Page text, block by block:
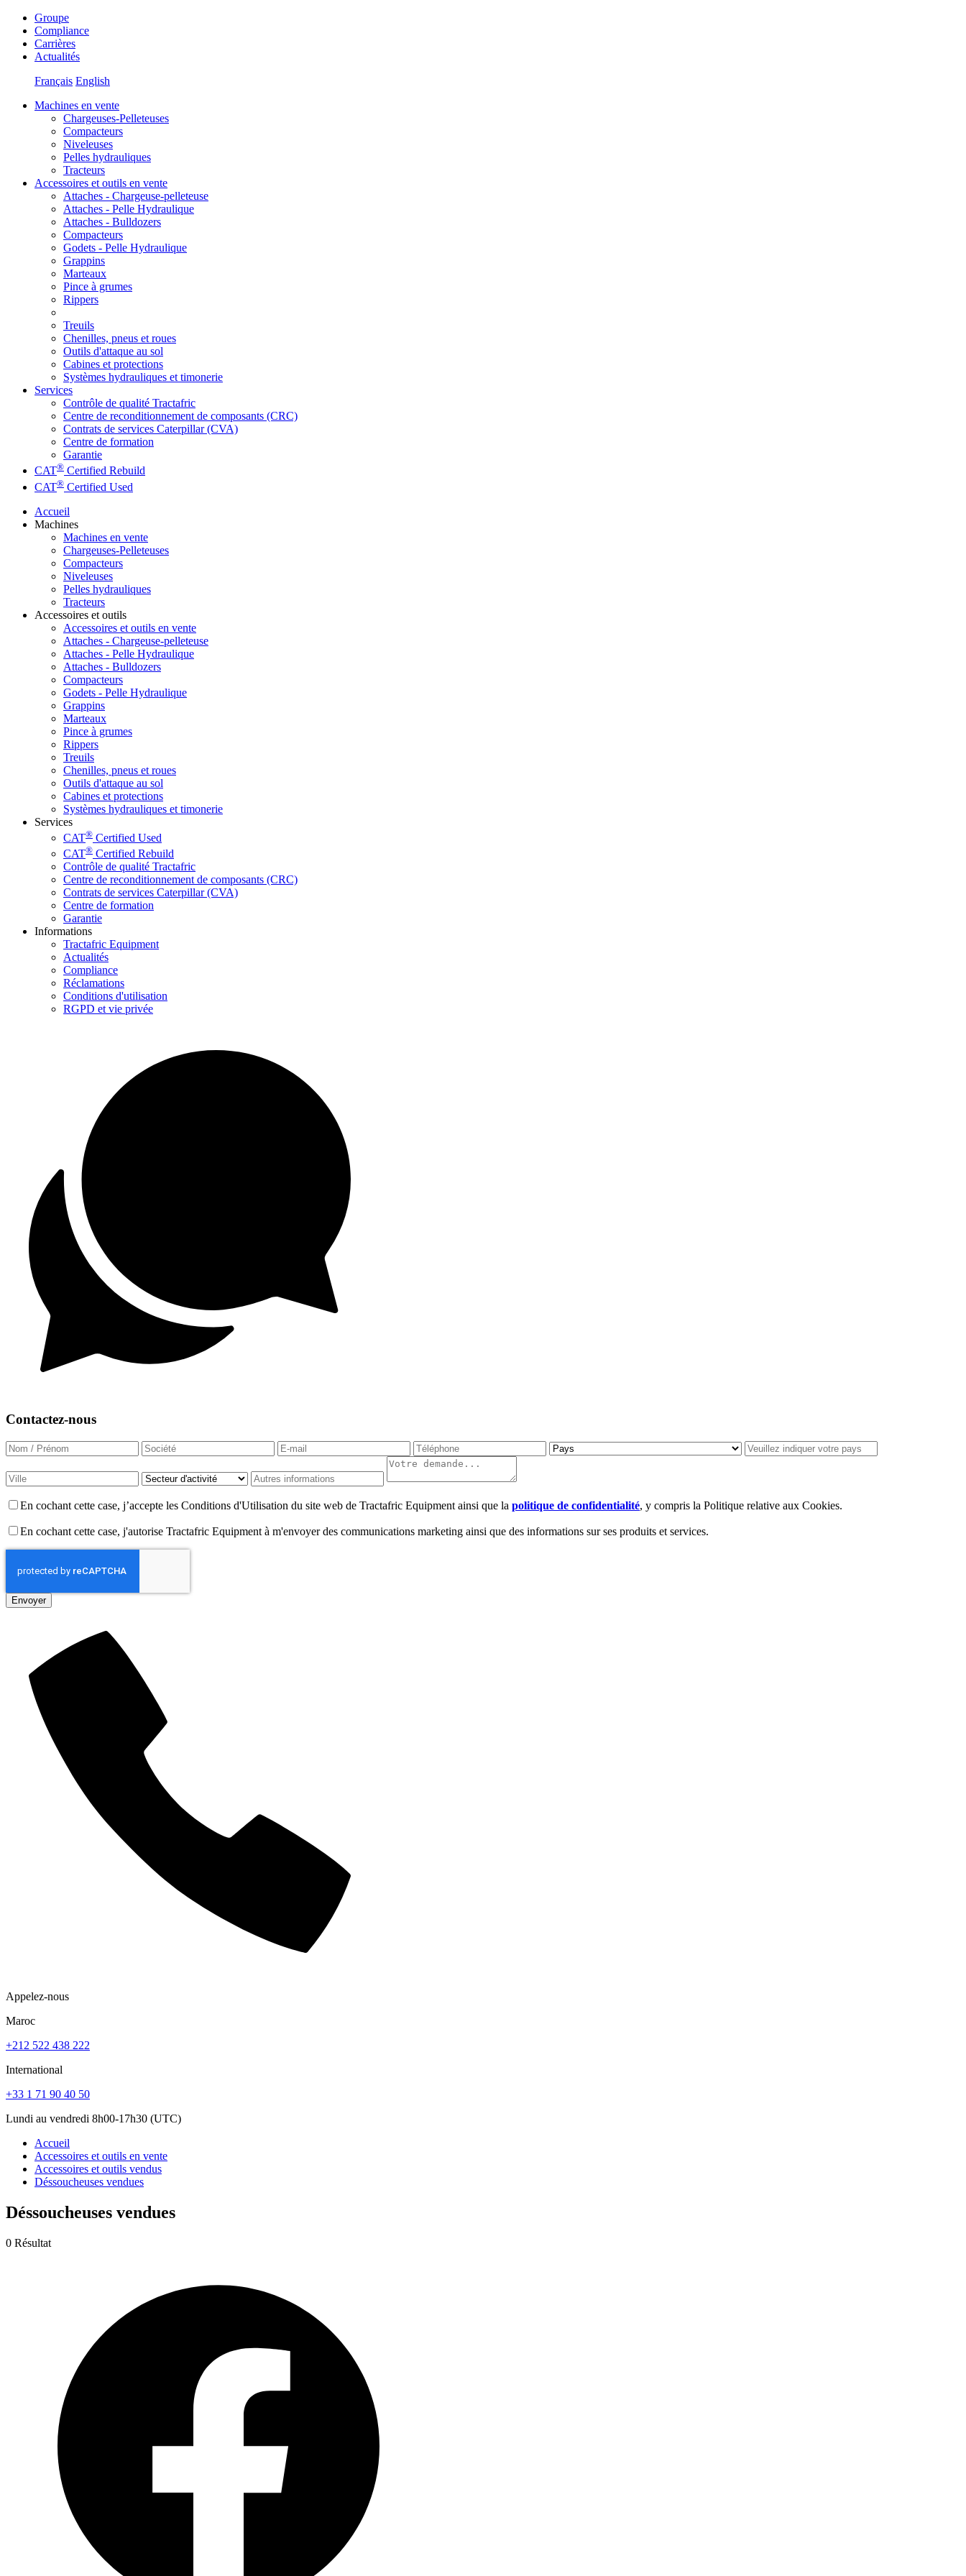
Groupe
Compliance
Carrières
Actualités
Français English
Machines en vente
Chargeuses-Pelleteuses
Compacteurs
Niveleuses
Pelles hydrauliques
Tracteurs
Accessoires et outils en vente
Attaches - Chargeuse-pelleteuse
Attaches - Pelle Hydraulique
Attaches - Bulldozers
Compacteurs
Godets - Pelle Hydraulique
Grappins
Marteaux
Pince à grumes
Rippers
Treuils
Chenilles, pneus et roues
Outils d'attaque au sol
Cabines et protections
Systèmes hydrauliques et timonerie
Services
Contrôle de qualité Tractafric
Centre de reconditionnement de composants (CRC)
Contrats de services Caterpillar (CVA)
Centre de formation
Garantie
CAT® Certified Rebuild
CAT® Certified Used
Accueil
Machines
Machines en vente
Chargeuses-Pelleteuses
Compacteurs
Niveleuses
Pelles hydrauliques
Tracteurs
Accessoires et outils
Accessoires et outils en vente
Attaches - Chargeuse-pelleteuse
Attaches - Pelle Hydraulique
Attaches - Bulldozers
Compacteurs
Godets - Pelle Hydraulique
Grappins
Marteaux
Pince à grumes
Rippers
Treuils
Chenilles, pneus et roues
Outils d'attaque au sol
Cabines et protections
Systèmes hydrauliques et timonerie
Services
CAT® Certified Used
CAT® Certified Rebuild
Contrôle de qualité Tractafric
Centre de reconditionnement de composants (CRC)
Contrats de services Caterpillar (CVA)
Centre de formation
Garantie
Informations
Tractafric Equipment
Actualités
Compliance
Réclamations
Conditions d'utilisation
RGPD et vie privée
Contactez-nous
En cochant cette case, j’accepte les Conditions d'Utilisation du site web de Tractafric Equipment ainsi que la politique de confidentialité, y compris la Politique relative aux Cookies.
En cochant cette case, j'autorise Tractafric Equipment à m'envoyer des communications marketing ainsi que des informations sur ses produits et services.
Appelez-nous
Maroc
+212 522 438 222
International
+33 1 71 90 40 50
Lundi au vendredi 8h00-17h30 (UTC)
Accueil
Accessoires et outils en vente
Accessoires et outils vendus
Déssoucheuses vendues
Déssoucheuses vendues
0 Résultat